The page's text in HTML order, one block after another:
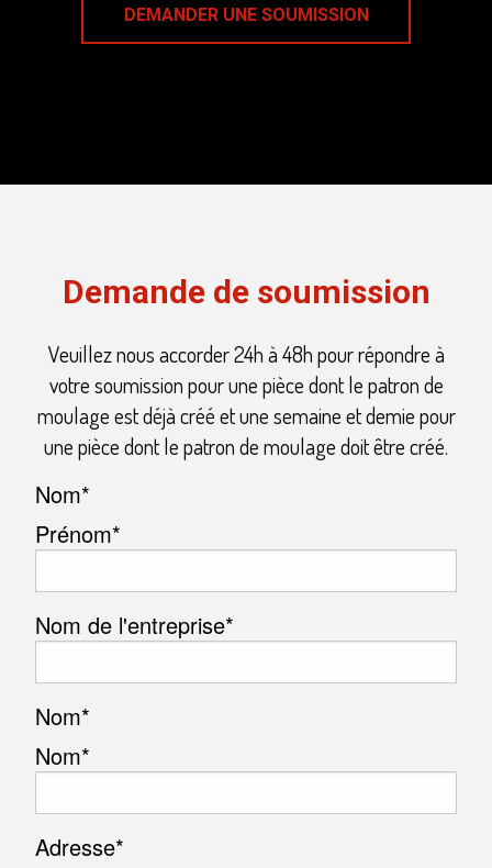
DEMANDER UNE SOUMISSION
Demande de soumission
Veuillez nous accorder 24h à 48h pour répondre à
votre soumission pour une pièce dont le patron de
moulage est déjà créé et une semaine et demie pour
une pièce dont le patron de moulage doit être créé.
Nom*
Prénom*
Nom de l'entreprise*
Nom*
Nom*
Adresse*